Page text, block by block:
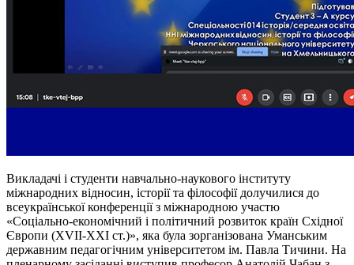
Викладачі і студенти навчально-наукового інституту
міжнародних відносин, історії та філософії долучилися до
всеукраїнської конференції з міжнародною участю
«Соціально-економічний і політичний розвиток країн Східної
Європи (ХVІІ-ХХІ ст.)», яка була зорганізована Уманським
державним педагогічним університетом ім. Павла Тичини. На